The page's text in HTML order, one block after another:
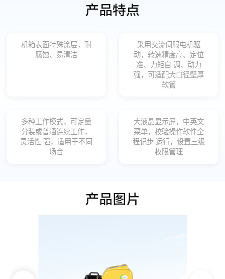
产品特点
机箱表面特殊涂层，耐
腐蚀、易清洁
采用交流伺服电机驱
动，转速精度高、定位
准、力矩自 调、动力
强，可适配大口径壁厚
软管
多种工作模式，可定量
分装或普通连续工作，
灵活性 强，适用于不同
场合
大液晶显示屏，中英文
菜单，校验操作软件全
程记步 运行，设置三级
权限管理
产品图片